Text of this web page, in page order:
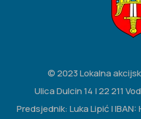
© 2023 Lokalna
Ulica Dulcin 14 | 22 211
Predsjednik: Luka Lipić |